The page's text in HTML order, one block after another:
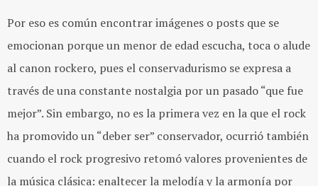
Por eso es común encontrar imágenes o posts que se
emocionan porque un menor de edad escucha, toca o alude
al canon rockero, pues el conservadurismo se expresa a
través de una constante nostalgia por un pasado “que fue
mejor”. Sin embargo, no es la primera vez en la que el rock
ha promovido un “deber ser” conservador, ocurrió también
cuando el rock progresivo retomó valores provenientes de
la música clásica: enaltecer la melodía y la armonía por